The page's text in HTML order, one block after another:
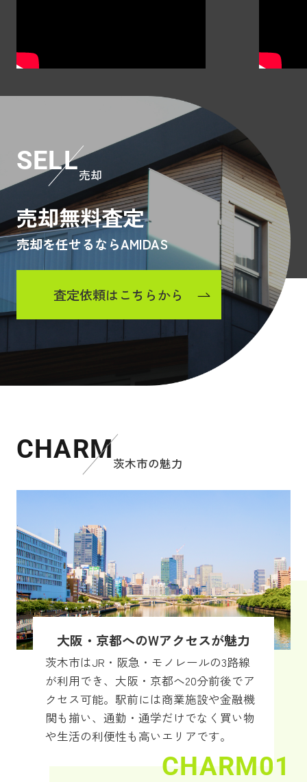
SELL売却
売却無料査定
売却を任せるならAMIDAS
査定依頼はこちらから
CHARM茨木市の魅力
大阪・京都へのWアクセスが魅力
茨木市はJR・阪急・モノレールの3路線
が利用でき、大阪・京都へ20分前後でア
クセス可能。駅前には商業施設や金融機
関も揃い、通勤・通学だけでなく買い物
や生活の利便性も高いエリアです。
CHARM01